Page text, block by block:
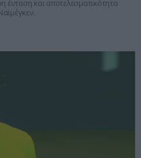
ένταση και αποτελεσματικότητα